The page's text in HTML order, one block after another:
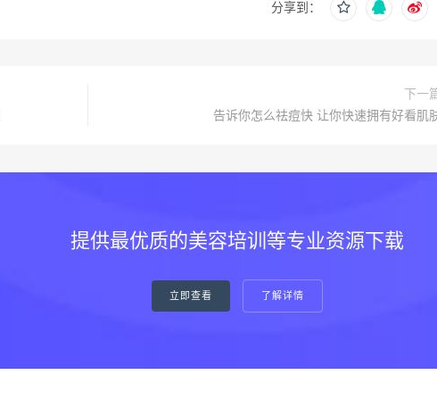
分享到：
下一
告诉你怎么祛痘快 让你快速拥有好看肌
提供最优质的美容培训等专业资源下载
立即查看 了解详情